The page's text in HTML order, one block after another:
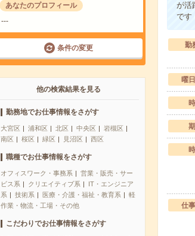
あなたのプロフィール
---
条件の変更
他の検索結果を見る
勤務地でお仕事情報をさがす
大宮区 浦和区 北区 中央区
岩槻区
南区
桜区 緑区 見沼区 西区
職種でお仕事情報をさがす
オフィスワーク・事務系
営業・販売・サー
ビス系
クリエイティブ系
IT・エンジニア
系
技術系 医療・介護・福祉・教育系
軽
作業・物流・工場・その他
こだわりでお仕事情報をさがす
が活
です
勤
曜
仕